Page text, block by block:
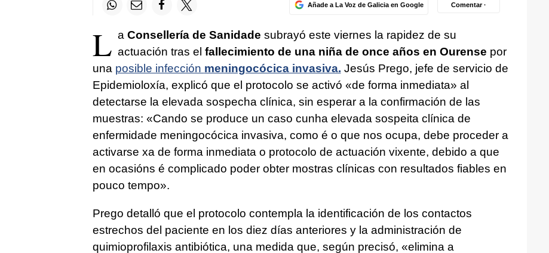
Añade a La Voz de Galicia en Google Comentar ·
L a Consellería de Sanidade subrayó este viernes la rapidez de su
actuación tras el fallecimiento de una niña de once años en Ourense por
una posible infección meningocócica invasiva. Jesús Prego, jefe de servicio de
Epidemioloxía, explicó que el protocolo se activó «de forma inmediata» al
detectarse la elevada sospecha clínica, sin esperar a la confirmación de las
muestras: «Cando se produce un caso cunha elevada sospeita clínica de
enfermidade meningocócica invasiva, como é o que nos ocupa, debe proceder a
activarse xa de forma inmediata o protocolo de actuación vixente, debido a que
en ocasións é complicado poder obter mostras clínicas con resultados fiables en
pouco tempo».
Prego detalló que el protocolo contempla la identificación de los contactos
estrechos del paciente en los diez días anteriores y la administración de
quimioprofilaxis antibiótica, una medida que, según precisó, «elimina a